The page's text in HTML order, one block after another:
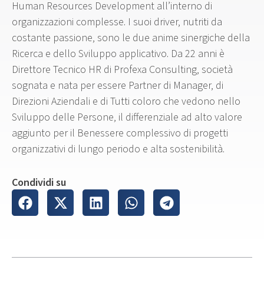
Human Resources Development all’interno di
organizzazioni complesse. I suoi driver, nutriti da
costante passione, sono le due anime sinergiche della
Ricerca e dello Sviluppo applicativo. Da 22 anni è
Direttore Tecnico HR di Profexa Consulting, società
sognata e nata per essere Partner di Manager, di
Direzioni Aziendali e di Tutti coloro che vedono nello
Sviluppo delle Persone, il differenziale ad alto valore
aggiunto per il Benessere complessivo di progetti
organizzativi di lungo periodo e alta sostenibilità.
Condividi su